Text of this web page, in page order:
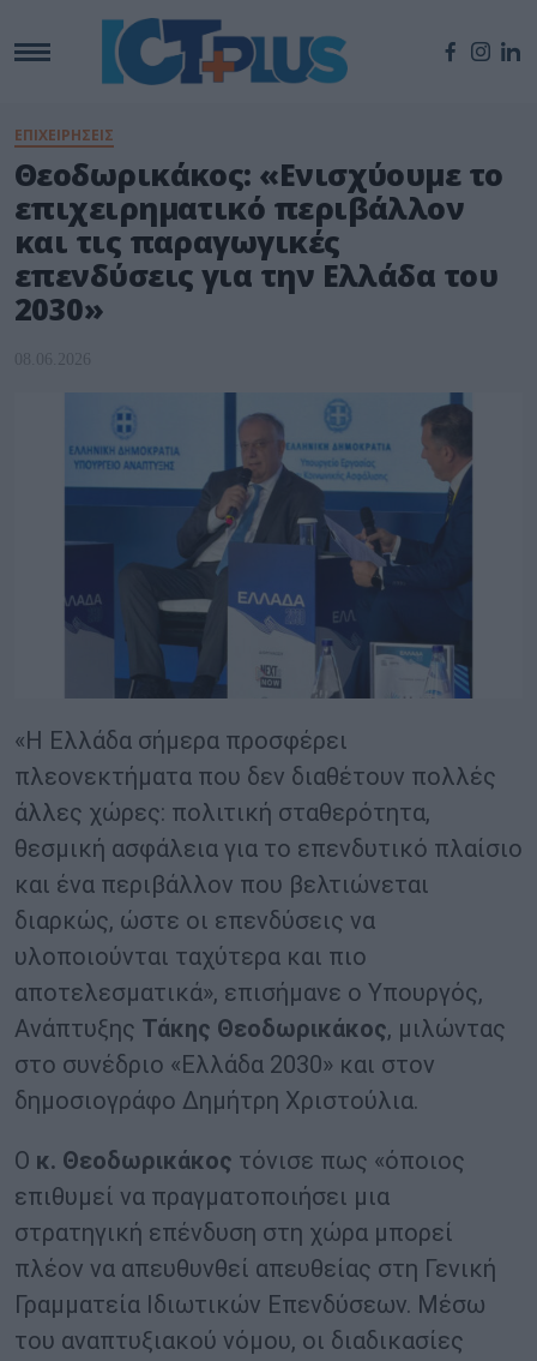
ΕΠΙΧΕΙΡΗΣΕΙΣ
Θεοδωρικάκος: «Ενισχύουμε το
επιχειρηματικό περιβάλλον
και τις παραγωγικές
επενδύσεις για την Ελλάδα του
2030»
08.06.2026
«Η Ελλάδα σήμερα προσφέρει
πλεονεκτήματα που δεν διαθέτουν πολλές
άλλες χώρες: πολιτική σταθερότητα,
θεσμική ασφάλεια για το επενδυτικό πλαίσιο
και ένα περιβάλλον που βελτιώνεται
διαρκώς, ώστε οι επενδύσεις να
υλοποιούνται ταχύτερα και πιο
αποτελεσματικά», επισήμανε ο Υπουργός,
Ανάπτυξης Τάκης Θεοδωρικάκος, μιλώντας
στο συνέδριο «Ελλάδα 2030» και στον
δημοσιογράφο Δημήτρη Χριστούλια.
Ο κ. Θεοδωρικάκος τόνισε πως «όποιος
επιθυμεί να πραγματοποιήσει μια
στρατηγική επένδυση στη χώρα μπορεί
πλέον να απευθυνθεί απευθείας στη Γενική
Γραμματεία Ιδιωτικών Επενδύσεων. Μέσω
του αναπτυξιακού νόμου, οι διαδικασίες